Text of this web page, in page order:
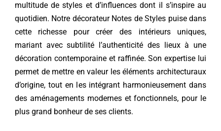
multitude de styles et d’influences dont il s’inspire au
quotidien. Notre décorateur Notes de Styles puise dans
cette richesse pour créer des intérieurs uniques,
mariant avec subtilité l’authenticité des lieux à une
décoration contemporaine et raffinée. Son expertise lui
permet de mettre en valeur les éléments architecturaux
d’origine, tout en les intégrant harmonieusement dans
des aménagements modernes et fonctionnels, pour le
plus grand bonheur de ses clients.